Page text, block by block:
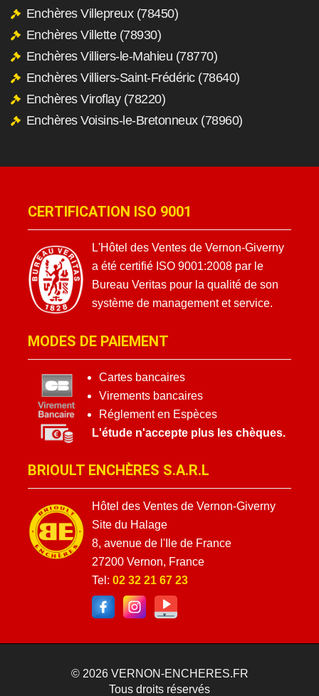
Enchères Villepreux (78450)
Enchères Villette (78930)
Enchères Villiers-le-Mahieu (78770)
Enchères Villiers-Saint-Frédéric (78640)
Enchères Viroflay (78220)
Enchères Voisins-le-Bretonneux (78960)
CERTIFICATION ISO 9001
L'Hôtel des Ventes de Vernon-Giverny
a été certifié ISO 9001:2008 par le
Bureau Veritas pour la qualité de son
système de management et service.
MODES DE PAIEMENT
Cartes bancaires
Virements bancaires
Réglement en Espèces
L'étude n'accepte plus les chèques.
BRIOULT ENCHÈRES S.A.R.L
Hôtel des Ventes de Vernon-Giverny
Site du Halage
8, avenue de l'Ile de France
27200 Vernon, France
Tel: 02 32 21 67 23
© 2026 VERNON-ENCHERES.FR
Tous droits réservés